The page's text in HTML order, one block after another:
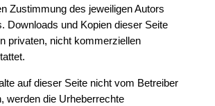
Zustimmung des jeweiligen Autors
Downloads und Kopien dieser Seite
privaten, nicht kommerziellen
auf dieser Seite nicht vom Betreiber
werden die Urheberrechte